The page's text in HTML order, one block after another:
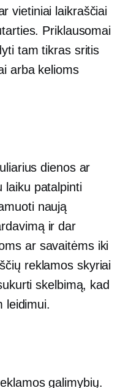
vietiniai laikraščiai
Priklausomai
tam tikras sritis
arba kelioms
dienos ar
laiku patalpinti
naują
ir dar
ar savaitėms iki
reklamos skyriai
skelbimą, kad
leidimui.
galimybių.